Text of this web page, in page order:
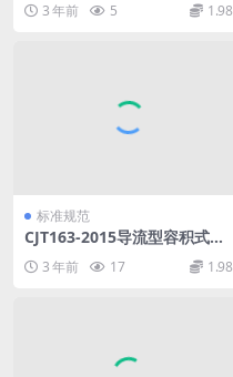
3 年前 5 1.98
标准规范
CJT163-2015导流型容积式水
df 3 年前 17 1.98